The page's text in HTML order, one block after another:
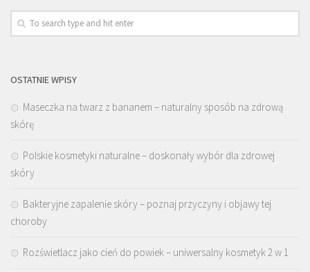
OSTATNIE WPISY
Maseczka na twarz z bananem – naturalny sposób na zdrową
skórę
Polskie kosmetyki naturalne – doskonały wybór dla zdrowej
skóry
Bakteryjne zapalenie skóry – poznaj przyczyny i objawy tej
choroby
Rozświetlacz jako cień do powiek – uniwersalny kosmetyk 2 w 1